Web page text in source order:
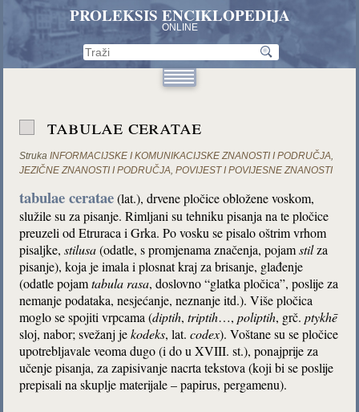
PROLEKSIS ENCIKLOPEDIJA
ONLINE
tabulae ceratae
Struka INFORMACIJSKE I KOMUNIKACIJSKE ZNANOSTI I PODRUČJA,
JEZIČNE ZNANOSTI I PODRUČJA,POVIJEST I POVIJESNE ZNANOSTI
tabulae ceratae(lat.), drvene pločice obložene voskom,
služile su za pisanje. Rimljani su tehniku pisanja na te pločice
preuzeli od Etruraca i Grka. Po vosku se pisalo oštrim vrhom
pisaljke,stilusa(odatle, s promjenama značenja, pojamstilza
pisanje), koja je imala i plosnat kraj za brisanje, glađenje
(odatle pojamtabula rasa, doslovno “glatka pločica”, poslije za
nemanje podataka, nesjećanje, neznanje itd.). Više pločica
moglo se spojiti vrpcama (diptih,triptih…,poliptih, grč.ptykhē
sloj, nabor; svežanj jekodeks, lat.codex). Voštane su se pločice
upotrebljavale veoma dugo (i do u XVIII. st.), ponajprije za
učenje pisanja, za zapisivanje nacrta tekstova (koji bi se poslije
prepisali na skuplje materijale – papirus, pergamenu).